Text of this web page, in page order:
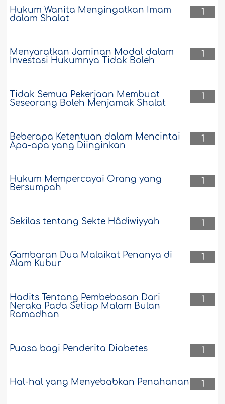
1
Hukum Wanita Mengingatkan Imam
dalam Shalat
1
Menyaratkan Jaminan Modal dalam
Investasi Hukumnya Tidak Boleh
1
Tidak Semua Pekerjaan Membuat
Seseorang Boleh Menjamak Shalat
1
Beberapa Ketentuan dalam Mencintai
Apa-apa yang Diinginkan
1
Hukum Mempercayai Orang yang
Bersumpah
1
Sekilas tentang Sekte Hâdiwiyyah
1
Gambaran Dua Malaikat Penanya di
Alam Kubur
1
Hadits Tentang Pembebasan Dari
Neraka Pada Setiap Malam Bulan
Ramadhan
1
Puasa bagi Penderita Diabetes
1
Hal-hal yang Menyebabkan Penahanan